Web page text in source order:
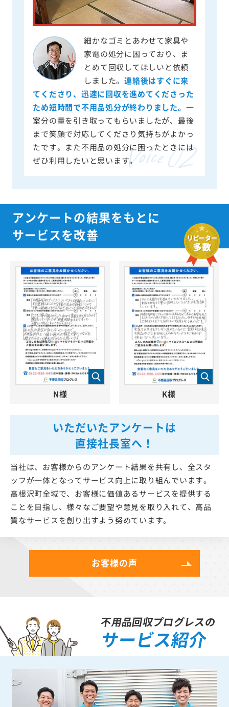
細かなゴミとあわせて家具や
家電の処分に困っており、ま
とめて回収してほしいと依頼
しました。連絡後はすぐに来
てくださり、迅速に回収を進めてくださった
ため短時間で不用品処分が終わりました。 一
室分の量を引き取ってもらいましたが、最後
まで笑顔で対応してくださり気持ちがよかっ
たです。また不用品の処分に困ったときには
ぜひ利用したいと思います。
アンケートの結果をもとに
サービスを改善
いただいたアンケートは
直接社長室へ！
当社は、お客様からのアンケート結果を共有し、全スタ
ッフが一体となってサービス向上に取り組んでいます。
高根沢町全域で、お客様に価値あるサービスを提供する
ことを目指し、様々なご要望や意見を取り入れて、高品
質なサービスを創り出すよう努めています。
N様 K様
お客様の声
不用品回収プログレスの
サービス紹介